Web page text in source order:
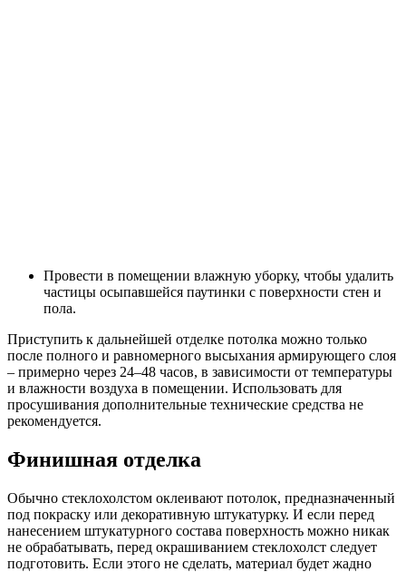
Провести в помещении влажную уборку, чтобы удалить
частицы осыпавшейся паутинки с поверхности стен и
пола.
Приступить к дальнейшей отделке потолка можно только
после полного и равномерного высыхания армирующего слоя
– примерно через 24–48 часов, в зависимости от температуры
и влажности воздуха в помещении. Использовать для
просушивания дополнительные технические средства не
рекомендуется.
Финишная отделка
Обычно стеклохолстом оклеивают потолок, предназначенный
под покраску или декоративную штукатурку. И если перед
нанесением штукатурного состава поверхность можно никак
не обрабатывать, перед окрашиванием стеклохолст следует
подготовить. Если этого не сделать, материал будет жадно